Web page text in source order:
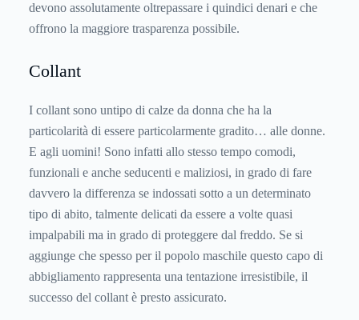
devono assolutamente oltrepassare i quindici denari e che
offrono la maggiore trasparenza possibile.
Collant
I collant sono untipo di calze da donna che ha la
particolarità di essere particolarmente gradito… alle donne.
E agli uomini! Sono infatti allo stesso tempo comodi,
funzionali e anche seducenti e maliziosi, in grado di fare
davvero la differenza se indossati sotto a un determinato
tipo di abito, talmente delicati da essere a volte quasi
impalpabili ma in grado di proteggere dal freddo. Se si
aggiunge che spesso per il popolo maschile questo capo di
abbigliamento rappresenta una tentazione irresistibile, il
successo del collant è presto assicurato.